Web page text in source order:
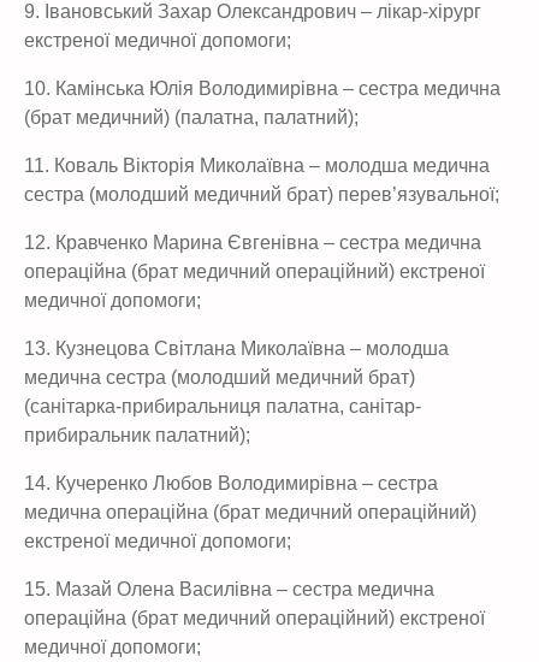
9. Івановський Захар Олександрович – лікар-хірург
екстреної медичної допомоги;
10. Камінська Юлія Володимирівна – сестра медична
(брат медичний) (палатна, палатний);
11. Коваль Вікторія Миколаївна – молодша медична
сестра (молодший медичний брат) перев’язувальної;
12. Кравченко Марина Євгенівна – сестра медична
операційна (брат медичний операційний) екстреної
медичної допомоги;
13. Кузнецова Світлана Миколаївна – молодша
медична сестра (молодший медичний брат)
(санітарка-прибиральниця палатна, санітар-
прибиральник палатний);
14. Кучеренко Любов Володимирівна – сестра
медична операційна (брат медичний операційний)
екстреної медичної допомоги;
15. Мазай Олена Василівна – сестра медична
операційна (брат медичний операційний) екстреної
медичної допомоги;